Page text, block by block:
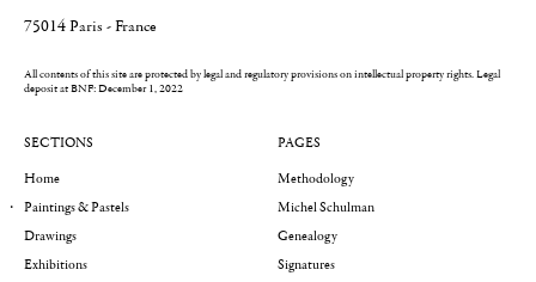
75014 Paris - France
All contents of this site are protected by legal and regulatory provisions on intellectual property rights.Legal
deposit at BNF: December 1, 2022
SECTIONS
Home
Paintings & Pastels
Drawings
Exhibitions
PAGES
Methodology
Michel Schulman
Genealogy
Signatures